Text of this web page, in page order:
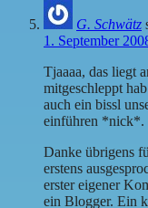
G. Schwätz
1. September
Tjaaaa, das liegt
mitgeschleppt
auch ein bissl
einführen *nick*.
Danke übrigens
erstens
erster eigener
ein Blogger. Ein